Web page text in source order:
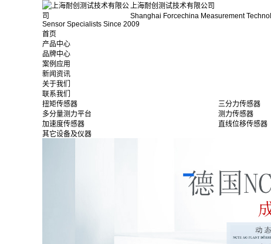
上海耐创测试技术有限公司
Shanghai Forcechina Measurement
Sensor Specialists Since 2009
首页
产品中心
品牌中心
案例应用
新闻资讯
关于我们
联系我们
扭矩传感器
三分力传感器
多分量测力平台
测力传感器
加速度传感器
直线位移传感器
其它设备及仪器